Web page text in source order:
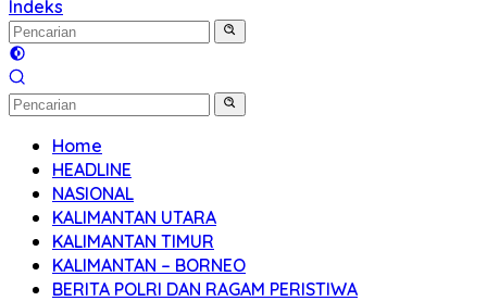
Indeks
Home
HEADLINE
NASIONAL
KALIMANTAN UTARA
KALIMANTAN TIMUR
KALIMANTAN – BORNEO
BERITA POLRI DAN RAGAM PERISTIWA